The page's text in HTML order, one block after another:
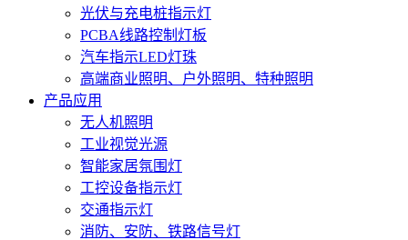
光伏与充电桩指示灯
PCBA线路控制灯板
汽车指示LED灯珠
高端商业照明、户外照明、特种照明
产品应用
无人机照明
工业视觉光源
智能家居氛围灯
工控设备指示灯
交通指示灯
消防、安防、铁路信号灯